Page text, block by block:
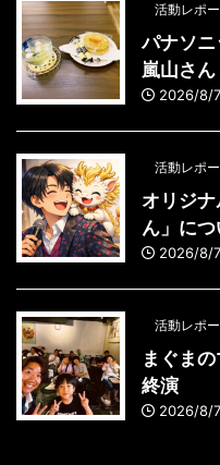
活動レポー
パナソ
嵐山さん
2026/8/7
活動レポー
オリジ
ん」につ
2026/8/7
活動レポー
まぐま
終演
2026/8/7